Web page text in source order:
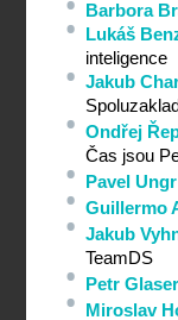
Barbora
Lukáš
inteligence
Jakub
Ondřej
Čas jsou
Pavel Ungr
Guillermo
Jakub
TeamDS
Petr Glaser
Miroslav